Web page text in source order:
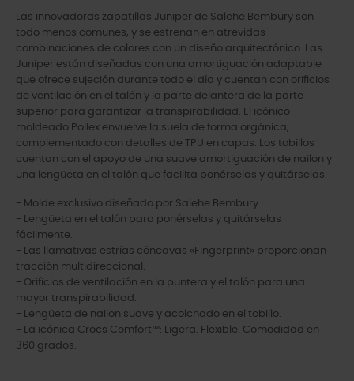
Las innovadoras zapatillas Juniper de Salehe Bembury son
todo menos comunes, y se estrenan en atrevidas
combinaciones de colores con un diseño arquitectónico. Las
Juniper están diseñadas con una amortiguación adaptable
que ofrece sujeción durante todo el día y cuentan con orificios
de ventilación en el talón y la parte delantera de la parte
superior para garantizar la transpirabilidad. El icónico
moldeado Pollex envuelve la suela de forma orgánica,
complementado con detalles de TPU en capas. Los tobillos
cuentan con el apoyo de una suave amortiguación de nailon y
una lengüeta en el talón que facilita ponérselas y quitárselas.
- Molde exclusivo diseñado por Salehe Bembury.
- Lengüeta en el talón para ponérselas y quitárselas
fácilmente.
- Las llamativas estrías cóncavas «Fingerprint» proporcionan
tracción multidireccional.
- Orificios de ventilación en la puntera y el talón para una
mayor transpirabilidad.
- Lengüeta de nailon suave y acolchado en el tobillo.
- La icónica Crocs Comfort™: Ligera. Flexible. Comodidad en
360 grados.